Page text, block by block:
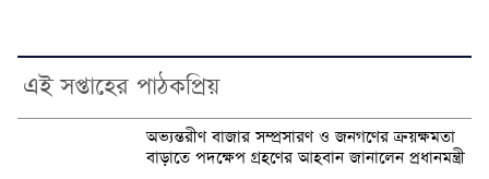
এই সপ্তাহের পাঠকপ্রিয়
অভ্যন্তরীণ বাজার সম্প্রসারণ ও জনগণের ক্রয়ক্ষমতা
বাড়াতে পদক্ষেপ গ্রহণের আহবান জানালেন প্রধানমন্ত্রী